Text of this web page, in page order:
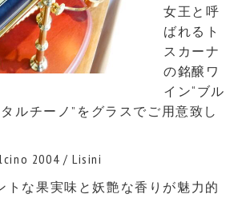
女王と呼
ばれるト
スカーナ
の銘醸ワ
イン“ブル
ルチーノ”をグラスでご用意致し
2004 / Lisini
トな果実味と妖艶な香りが魅力的